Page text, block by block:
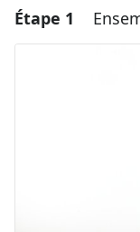
Étape 1